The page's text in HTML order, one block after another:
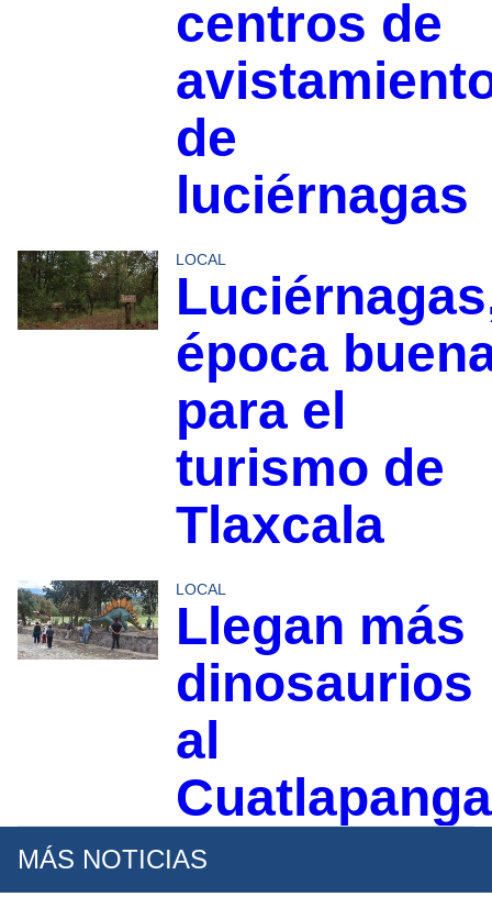
centros de
de
luciérnagas
LOCAL
época
para el
turismo de
Tlaxcala
LOCAL
Llegan más
dinosaurios
al
Cuatlapanga
MÁS NOTICIAS